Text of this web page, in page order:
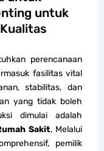
untuk
perencanaan
fasilitas vital
stabilitas, dan
yang tidak boleh
dimulai adalah
Sakit. Melalui
pemilik